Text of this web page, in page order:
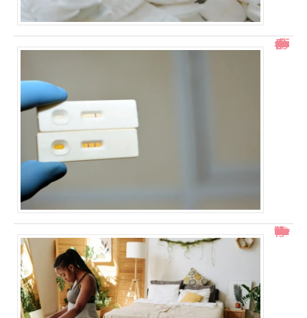
Test de grossesse positif mais prise de sang négative : explications
Col ouvert à 1 doigt : accouchement dans combien de temps ?